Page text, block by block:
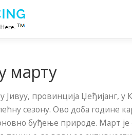
марту
Јивуу, провинција Џеђијанг, у
сезону. Ово доба године
буђење природе. Март је